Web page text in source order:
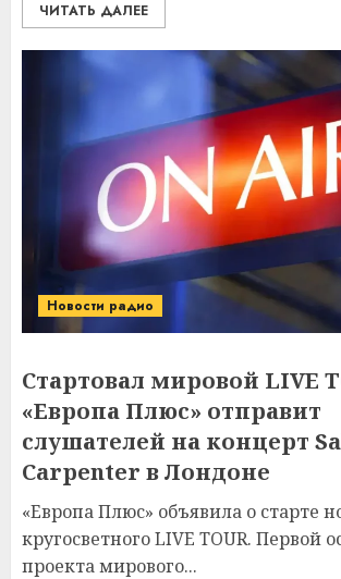
ЧИТАТЬ ДАЛЕЕ
Новости радио
Стартовал мировой LIVE
«Европа Плюс» отправит
слушателей на концерт
Carpenter в Лондоне
«‎Европа Плюс» объявила о старте
кругосветного LIVE TOUR. Первой
проекта мирового...